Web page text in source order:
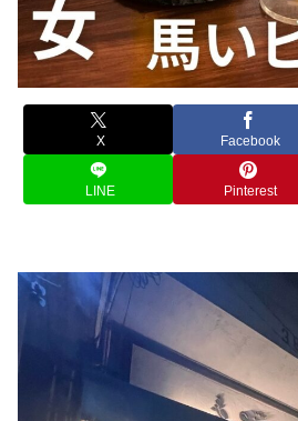
X Facebook
LINE Pinterest